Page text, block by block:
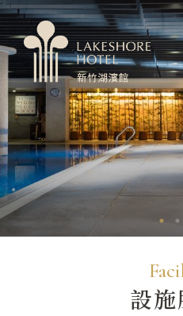
設
會員專區 煙波生活線上
關於煙波
客房資訊